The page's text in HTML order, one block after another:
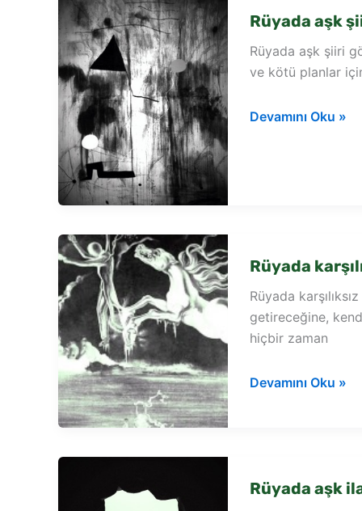
Rüyada aşk
Rüyada aşk şiiri
ve kötü planlar
Rüyada
Devamını Oku »
Rüyada
Rüyada
getireceğine,
hiçbir zaman
Rüyada
Devamını Oku »
Rüyada aşk